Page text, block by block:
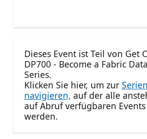
Dieses Event ist Teil von Get
DP700 - Become a Fabric
Series.
Klicken Sie hier, um zur
navigieren, auf der alle
auf Abruf verfügbaren
werden.